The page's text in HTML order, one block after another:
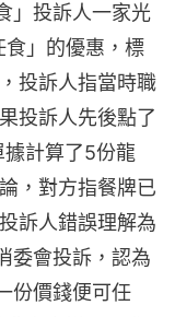
」投訴人一家光
」的優惠，標
投訴人指當時職
投訴人先後點了
計算了5份龍
，對方指餐牌已
訴人錯誤理解為
委會投訴，認為
份價錢便可任